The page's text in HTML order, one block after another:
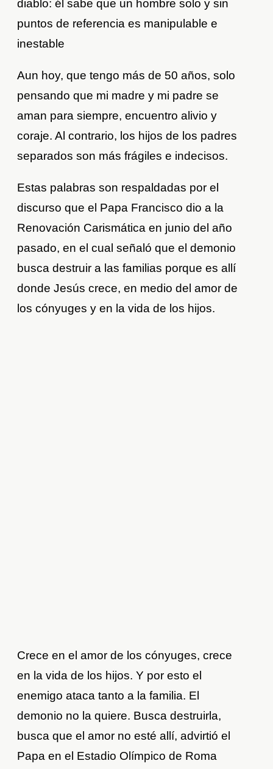
diablo: él sabe que un hombre solo y sin
puntos de referencia es manipulable e
inestable
Aun hoy, que tengo más de 50 años, solo
pensando que mi madre y mi padre se
aman para siempre, encuentro alivio y
coraje. Al contrario, los hijos de los padres
separados son más frágiles e indecisos.
Estas palabras son respaldadas por el
discurso que el Papa Francisco dio a la
Renovación Carismática en junio del año
pasado, en el cual señaló que el demonio
busca destruir a las familias porque es allí
donde Jesús crece, en medio del amor de
los cónyuges y en la vida de los hijos.
Crece en el amor de los cónyuges, crece
en la vida de los hijos. Y por esto el
enemigo ataca tanto a la familia. El
demonio no la quiere. Busca destruirla,
busca que el amor no esté allí, advirtió el
Papa en el Estadio Olímpico de Roma